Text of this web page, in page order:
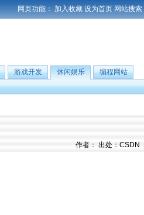
网页功能： 加入收藏 设为首页 网站搜索
游戏开发 休闲娱乐
编程网站
作者： 出处：CSDN